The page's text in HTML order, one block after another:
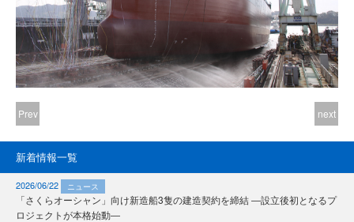
Prev next
新着情報一覧
2026/06/22 ニュース
「さくらオーシャン」向け新造船3隻の建造契約を締結 ―設立後初となるプ
ロジェクトが本格始動―